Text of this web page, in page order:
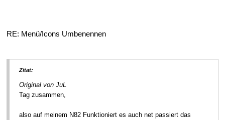
RE: Menü/Icons Umbenennen
Zitat:
Original von JuL
Tag zusammen,
also auf meinem N82 Funktioniert es auch net passiert das